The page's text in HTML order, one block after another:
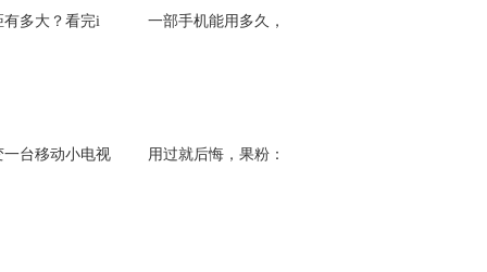
有多大？看完i 一部手机能用多久，
一台移动小电视 用过就后悔，果粉：